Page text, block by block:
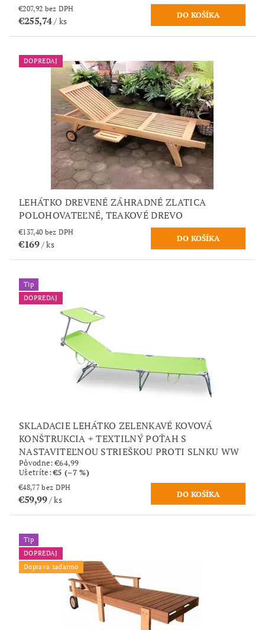
€207,92 bez DPH
€255,74/ ks
DOPREDAJ
LEHÁTKO DREVENÉ ZÁHRADNÉ ZLATICA
POLOHOVATEĽNÉ, TEAKOVÉ DREVO
€137,40 bez DPH
€169/ ks
Tip
DOPREDAJ
SKLADACIE LEHÁTKO ZELENKAVÉ KOVOVÁ
KONŠTRUKCIA + TEXTILNÝ POŤAH S
NASTAVITEĽNOU STRIEŠKOU PROTI SLNKU WW
Pôvodne:€64,99
Ušetríte:€5 (–7 %)
€48,77 bez DPH
€59,99/ ks
Tip
DOPREDAJ
Doprava zadarmo